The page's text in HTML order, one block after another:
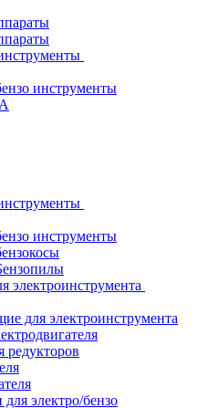
инструменты
инструменты
электроинструмента
для электроинструмента
редукторов
электро/бензо